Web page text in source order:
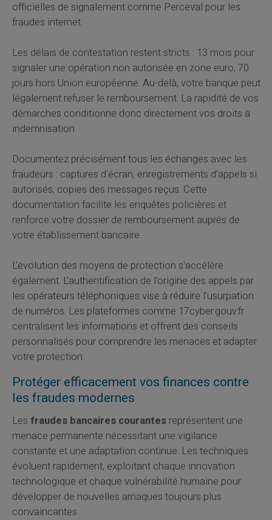
officielles de signalement comme Perceval pour les
fraudes internet.
Les délais de contestation restent stricts : 13 mois pour
signaler une opération non autorisée en zone euro, 70
jours hors Union européenne. Au-delà, votre banque peut
légalement refuser le remboursement. La rapidité de vos
démarches conditionne donc directement vos droits à
indemnisation.
Documentez précisément tous les échanges avec les
fraudeurs : captures d'écran, enregistrements d'appels si
autorisés, copies des messages reçus. Cette
documentation facilite les enquêtes policières et
renforce votre dossier de remboursement auprès de
votre établissement bancaire.
L'évolution des moyens de protection s'accélère
également. L'authentification de l'origine des appels par
les opérateurs téléphoniques vise à réduire l'usurpation
de numéros. Les plateformes comme 17cyber.gouv.fr
centralisent les informations et offrent des conseils
personnalisés pour comprendre les menaces et adapter
votre protection.
Protéger efficacement vos finances contre
les fraudes modernes
Les fraudes bancaires courantesreprésentent une
menace permanente nécessitant une vigilance
constante et une adaptation continue. Les techniques
évoluent rapidement, exploitant chaque innovation
technologique et chaque vulnérabilité humaine pour
développer de nouvelles arnaques toujours plus
convaincantes.